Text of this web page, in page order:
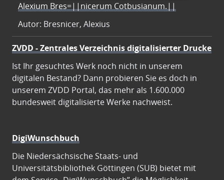
Alexium Bres=||nicerum Cotbusianum.||
Autor: Bresnicer, Alexius
ZVDD - Zentrales Verzeichnis digitalisierter Drucke
Ist Ihr gesuchtes Werk noch nicht in unserem
digitalen Bestand? Dann probieren Sie es doch in
unserem ZVDD Portal, das mehr als 1.600.000
bundesweit digitalisierte Werke nachweist.
DigiWunschbuch
Die Niedersächsische Staats- und
Universitätsbibliothek Göttingen (SUB) bietet mit